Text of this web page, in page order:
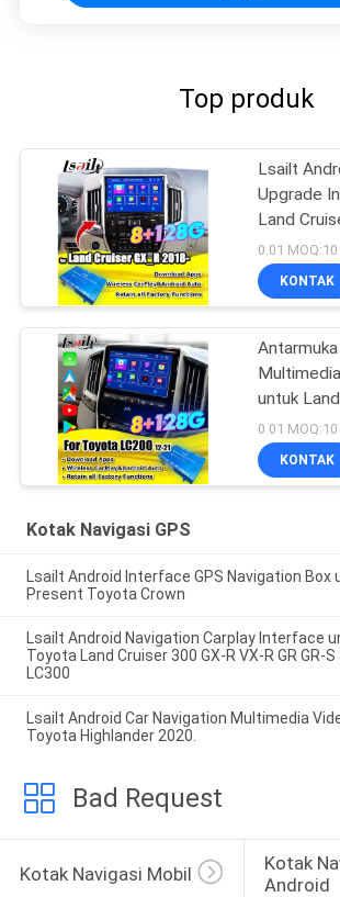
Top produk
Lsailt
Upgrade
Land
2020-
Navigasi
Otomatis
0.01 MOQ:10
KONTAK
untuk
LC200
Sahara V8
0.01 MOQ:10
KONTAK
Kotak Navigasi GPS
Lsailt Android Interface GPS Navigation Box
Present Toyota Crown
Lsailt Android Navigation Carplay Interface
Toyota Land Cruiser 300 GX-R VX-R GR GR-
LC300
Lsailt Android Car Navigation Multimedia
Toyota Highlander 2020.
Bad Request
Kotak Navigasi Mobil
Kotak
Android